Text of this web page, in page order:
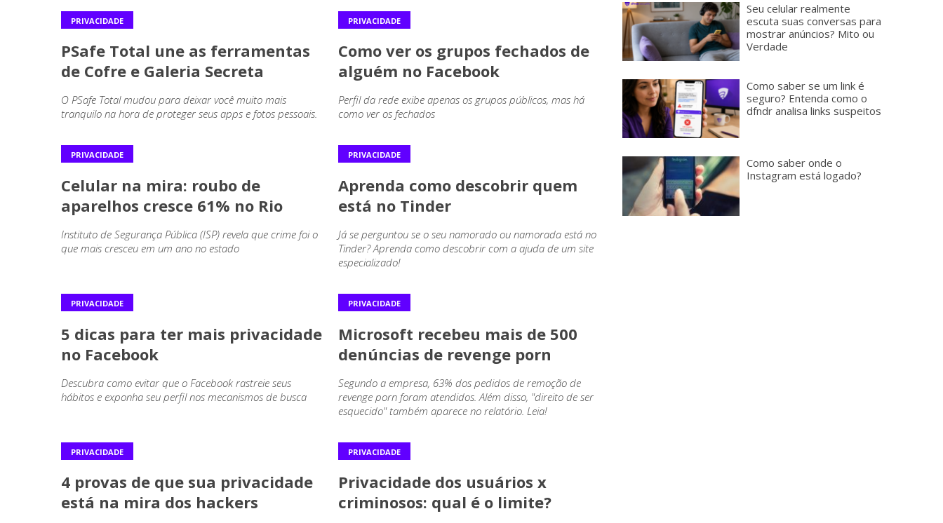
PRIVACIDADE
PSafe Total une as ferramentas
de Cofre e Galeria Secreta
O PSafe Total mudou para deixar você muito mais
tranquilo na hora de proteger seus apps e fotos pessoais.
PRIVACIDADE
Como ver os grupos fechados de
alguém no Facebook
Perfil da rede exibe apenas os grupos públicos, mas há
como ver os fechados
PRIVACIDADE
Celular na mira: roubo de
aparelhos cresce 61% no Rio
Instituto de Segurança Pública (ISP) revela que crime foi o
que mais cresceu em um ano no estado
PRIVACIDADE
Aprenda como descobrir quem
está no Tinder
Já se perguntou se o seu namorado ou namorada está no
Tinder? Aprenda como descobrir com a ajuda de um site
especializado!
PRIVACIDADE
5 dicas para ter mais privacidade
no Facebook
Descubra como evitar que o Facebook rastreie seus
hábitos e exponha seu perfil nos mecanismos de busca
PRIVACIDADE
Microsoft recebeu mais de 500
denúncias de revenge porn
Segundo a empresa, 63% dos pedidos de remoção de
revenge porn foram atendidos. Além disso, "direito de ser
esquecido" também aparece no relatório. Leia!
PRIVACIDADE
4 provas de que sua privacidade
está na mira dos hackers
PRIVACIDADE
Privacidade dos usuários x
criminosos: qual é o limite?
Seu celular realmente
escuta suas conversas para
mostrar anúncios? Mito ou
Verdade
Como saber se um link é
seguro? Entenda como o
dfndr analisa links suspeitos
Como saber onde o
Instagram está logado?